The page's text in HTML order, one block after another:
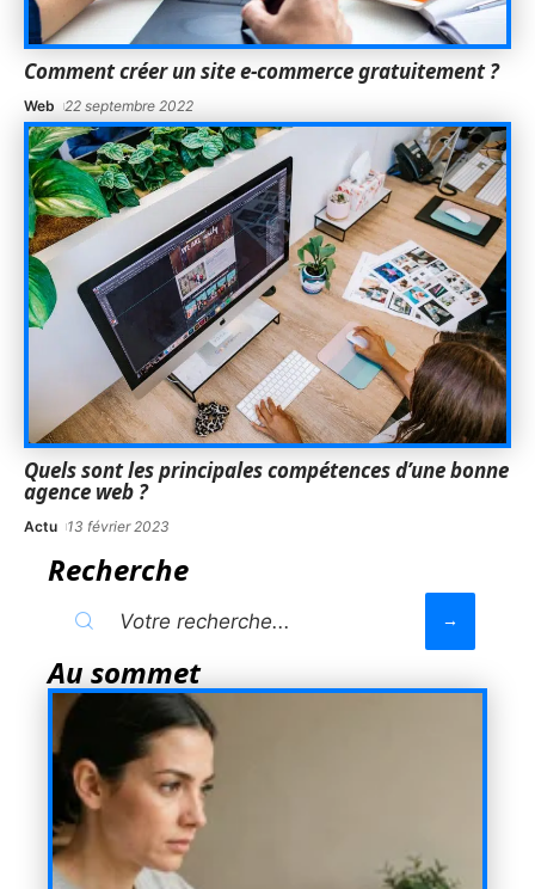
Comment créer un site e-commerce gratuitement ?
Web 22 septembre 2022
Quels sont les principales compétences d’une bonne
agence web ?
Actu 13 février 2023
Recherche
Au sommet